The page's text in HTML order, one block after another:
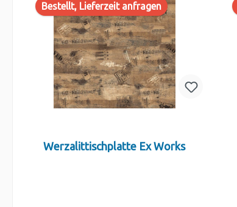
Bestellt, Lieferzeit anfragen
Werzalittischplatte Ex Works